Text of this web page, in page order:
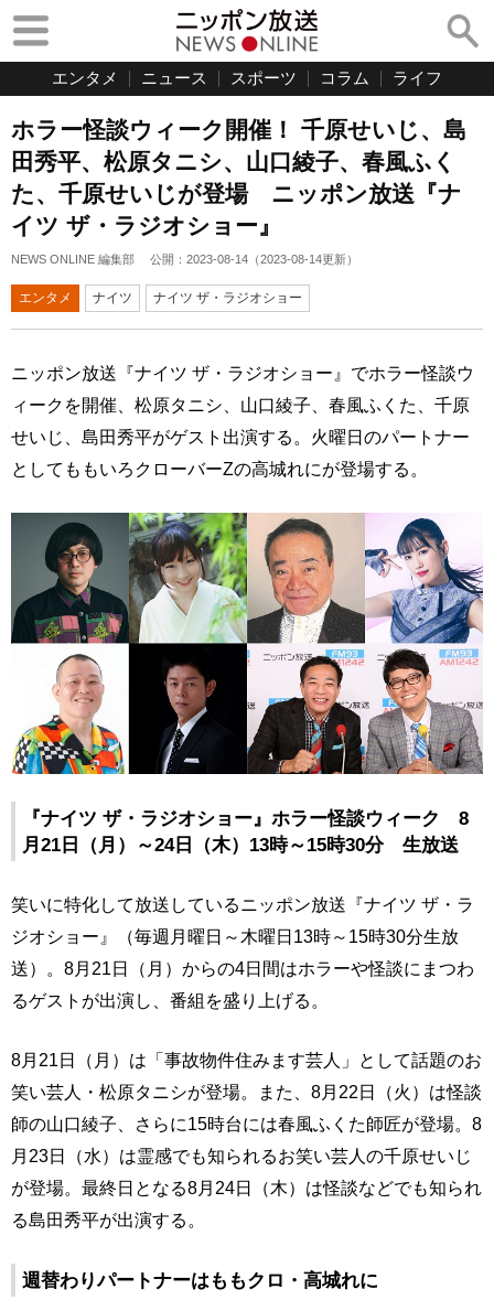
エンタメ ニュース スポーツ コラム ライフ
ホラー怪談ウィーク開催！ 千原せいじ、島
田秀平、松原タニシ、山口綾子、春風ふく
た、千原せいじが登場 ニッポン放送『ナ
イツ ザ・ラジオショー』
NEWS ONLINE 編集部 公開： 2023-08-14 （2023-08-14更新）
エンタメ ナイツ ナイツ ザ・ラジオショー
ニッポン放送『ナイツ ザ・ラジオショー』でホラー怪談ウ
ィークを開催、松原タニシ、山口綾子、春風ふくた、千原
せいじ、島田秀平がゲスト出演する。火曜日のパートナー
としてももいろクローバーZの高城れにが登場する。
『ナイツ ザ・ラジオショー』ホラー怪談ウィーク 8
月21日（月）～24日（木）13時～15時30分 生放送
笑いに特化して放送しているニッポン放送『ナイツ ザ・ラ
ジオショー』（毎週月曜日～木曜日13時～15時30分生放
送）。8月21日（月）からの4日間はホラーや怪談にまつわ
るゲストが出演し、番組を盛り上げる。
8月21日（月）は「事故物件住みます芸人」として話題のお
笑い芸人・松原タニシが登場。また、8月22日（火）は怪談
師の山口綾子、さらに15時台には春風ふくた師匠が登場。8
月23日（水）は霊感でも知られるお笑い芸人の千原せいじ
が登場。最終日となる8月24日（木）は怪談などでも知られ
る島田秀平が出演する。
週替わりパートナーはももクロ・高城れに